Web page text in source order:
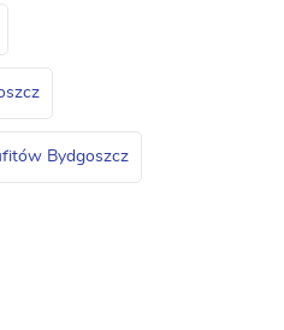
Bydgoszcz